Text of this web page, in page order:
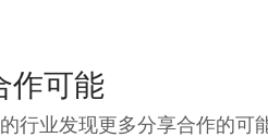
作可能
行业发现更多分享合作的可